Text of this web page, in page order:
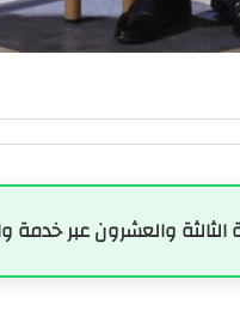
الثالثة والعشرون عبر خدمة